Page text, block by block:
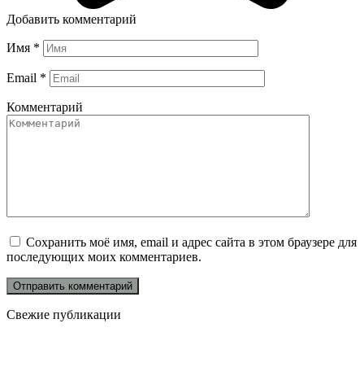
Добавить комментарий
Имя *
Email *
Комментарий
Сохранить моё имя, email и адрес сайта в этом браузере для
последующих моих комментариев.
Свежие публикации